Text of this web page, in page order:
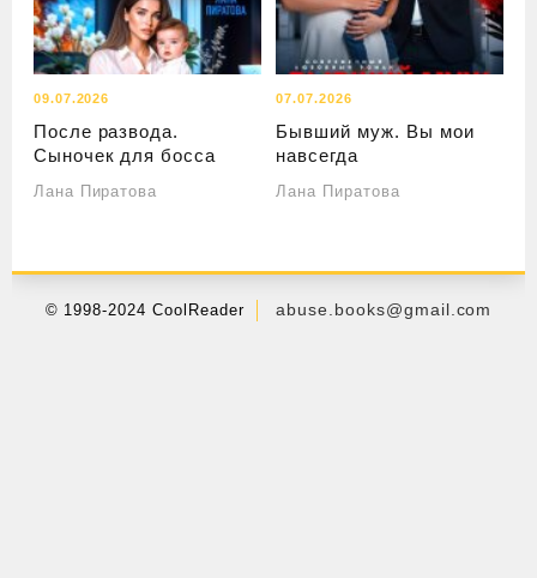
09.07.2026
После развода.
Сыночек для босса
Лана Пиратова
07.07.2026
Бывший муж. Вы мои
навсегда
Лана Пиратова
© 1998-2024 CoolReader abuse.books@gmail.com